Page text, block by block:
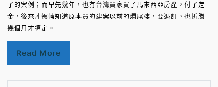
了的案例；而早先幾年，也有台灣買家買了馬來西亞房產，付了定
金，後來才輾轉知道原本買的建案以前的爛尾樓，要退訂，也折騰
幾個月才搞定。
Read More